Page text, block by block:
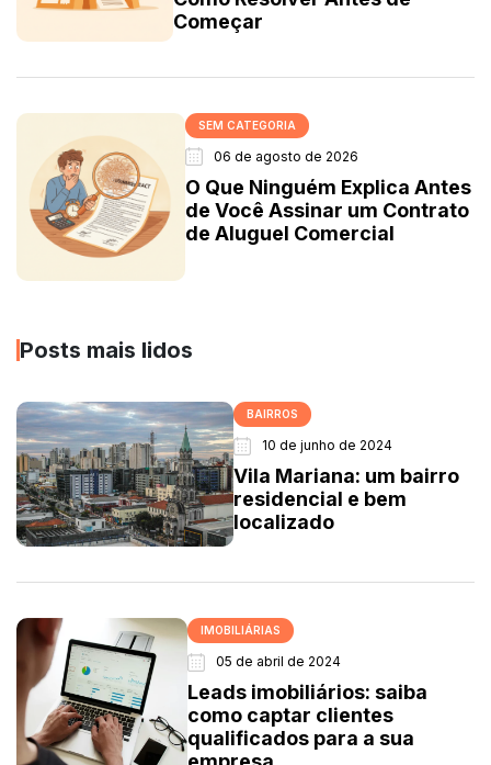
Começar
SEM CATEGORIA
06 de agosto de 2026
O Que Ninguém Explica Antes
de Você Assinar um Contrato
de Aluguel Comercial
Posts mais lidos
BAIRROS
10 de junho de 2024
Vila Mariana: um bairro
residencial e bem
localizado
IMOBILIÁRIAS
05 de abril de 2024
Leads imobiliários: saiba
como captar clientes
qualificados para a sua